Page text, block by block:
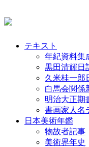
テキスト
年紀資料集
黒田清輝日
久米桂一郎
白馬会関係
明治大正期
書画家人名
日本美術年鑑
物故者記事
美術界年史